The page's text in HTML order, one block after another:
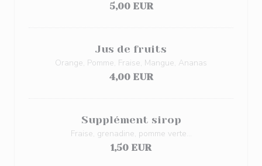
5,00 EUR
Jus de fruits
Orange, Pomme, Fraise, Mangue, Ananas
4,00 EUR
Supplément sirop
Fraise, grenadine, pomme verte...
1,50 EUR